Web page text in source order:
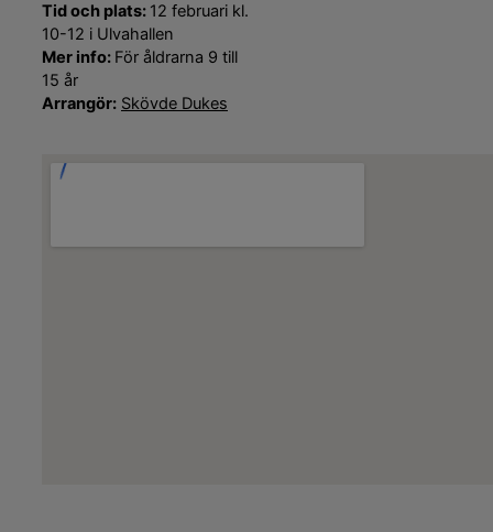
Tid och plats: 12 februari kl.
10-12 i Ulvahallen
Mer info: För åldrarna 9 till
15 år
Arrangör: Skövde Dukes